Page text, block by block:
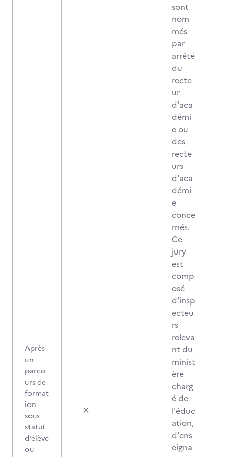
Après
un
parco
urs de
format
ion
sous
statut
d’élève
ou
X
sont
nom
més
par
arrêté
du
recte
ur
d'aca
démi
e ou
des
recte
urs
d'aca
démi
e
conce
rnés.
Ce
jury
est
comp
osé
d'insp
ecteu
rs
releva
nt du
minist
ère
charg
é de
l'éduc
ation,
d'ens
eigna